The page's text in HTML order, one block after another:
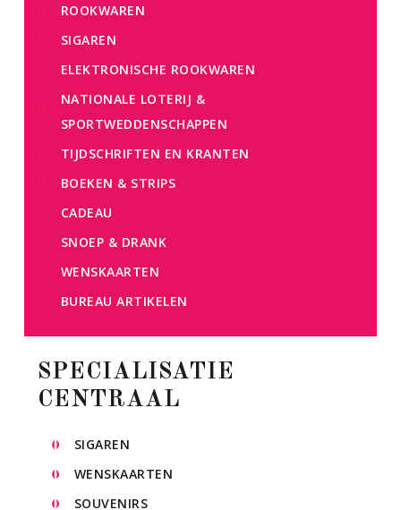
ROOKWAREN
SIGAREN
ELEKTRONISCHE ROOKWAREN
NATIONALE LOTERIJ &
SPORTWEDDENSCHAPPEN
TIJDSCHRIFTEN EN KRANTEN
BOEKEN & STRIPS
CADEAU
SNOEP & DRANK
WENSKAARTEN
BUREAU ARTIKELEN
SPECIALISATIE
CENTRAAL
SIGAREN
WENSKAARTEN
SOUVENIRS